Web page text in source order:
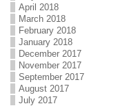
April 2018
March 2018
February 2018
January 2018
December 2017
November 2017
September 2017
August 2017
July 2017